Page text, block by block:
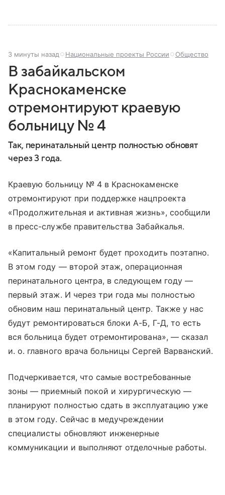
3 минуты назад Национальные проекты России Общество
В забайкальском
Краснокаменске
отремонтируют краевую
больницу № 4
Так, перинатальный центр полностью обновят
через 3 года.
Краевую больницу № 4 в Краснокаменске
отремонтируют при поддержке нацпроекта
«Продолжительная и активная жизнь», сообщили
в пресс-службе правительства Забайкалья.
«Капитальный ремонт будет проходить поэтапно.
В этом году — второй этаж, операционная
перинатального центра, в следующем году —
первый этаж. И через три года мы полностью
обновим наш перинатальный центр. Также у нас
будут ремонтироваться блоки А-Б, Г-Д, то есть
вся больница будет отремонтирована», — сказал
и. о. главного врача больницы Сергей Варванский.
Подчеркивается, что самые востребованные
зоны — приемный покой и хирургическую —
планируют полностью сдать в эксплуатацию уже
в этом году. Сейчас в медучреждении
специалисты обновляют инженерные
коммуникации и выполняют отделочные работы.